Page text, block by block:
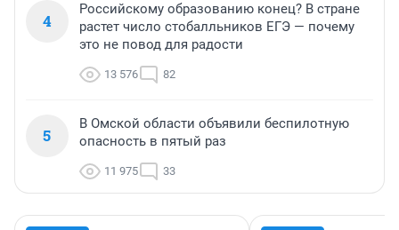
4
Российскому образованию конец? В стране
растет число стобалльников ЕГЭ — почему
это не повод для радости
13 576 82
5
В Омской области объявили беспилотную
опасность в пятый раз
11 975 33